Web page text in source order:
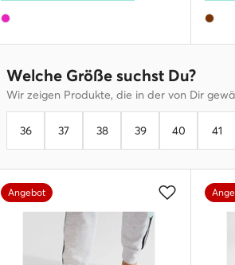
Welche Größe suchst Du?
Wir zeigen Produkte, die in der von Dir
36 37 38 39 40 41
Angebot